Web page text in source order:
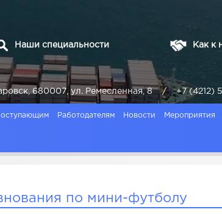
Наши специальности Как к
680007, ул. Ремесленная, 8 / +7
Работодателям Новости Мероприятия
по мини-футболу